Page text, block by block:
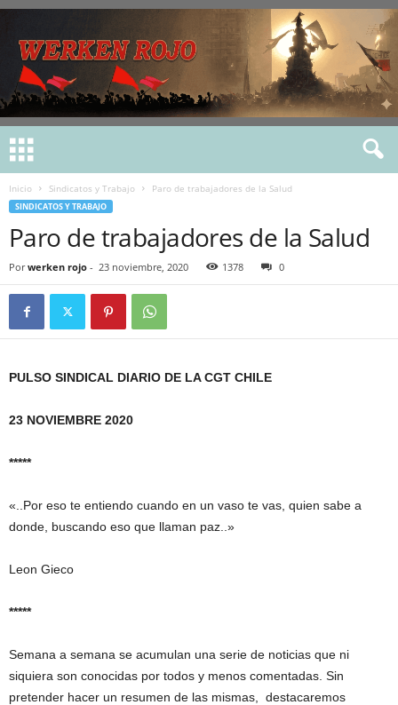
Inicio Sindicatos y Trabajo Paro de trabajadores de la Salud
SINDICATOS Y TRABAJO
Paro de trabajadores de la Salud
Por werken rojo - 23 noviembre, 2020 1378 0
PULSO SINDICAL DIARIO DE LA CGT CHILE
23 NOVIEMBRE 2020
*****
«..Por eso te entiendo cuando en un vaso te vas, quien sabe a
donde, buscando eso que llaman paz..»
Leon Gieco
*****
Semana a semana se acumulan una serie de noticias que ni
siquiera son conocidas por todos y menos comentadas. Sin
pretender hacer un resumen de las mismas, destacaremos